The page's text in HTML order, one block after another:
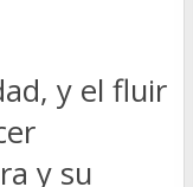
y el fluir
y su